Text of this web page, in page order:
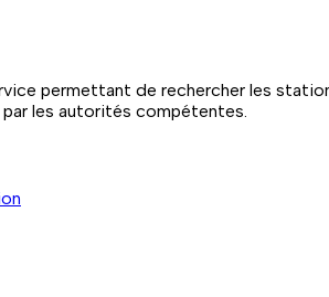
permettant de rechercher les
les autorités compétentes.